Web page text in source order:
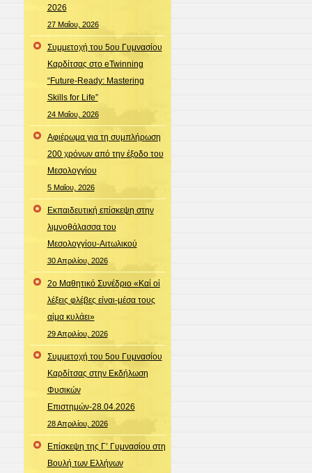
2026
27 Μαΐου, 2026
Συμμετοχή του 5ου Γυμνασίου
Καρδίτσας στο eTwinning
“Future-Ready: Mastering
Skills for Life”
24 Μαΐου, 2026
Αφιέρωμα για τη συμπλήρωση
200 χρόνων από την έξοδο του
Μεσολογγίου
5 Μαΐου, 2026
Εκπαιδευτική επίσκεψη στην
λιμνοθάλασσα του
Μεσολογγίου-Αιτωλικού
30 Απριλίου, 2026
2ο Μαθητικό Συνέδριο «Καί οἱ
λέξεις φλέβες είναι-μέσα τους
αίμα κυλάει»
29 Απριλίου, 2026
Συμμετοχή του 5ου Γυμνασίου
Καρδίτσας στην Εκδήλωση
Φυσικών
Επιστημών-28.04.2026
28 Απριλίου, 2026
Επίσκεψη της Γ’ Γυμνασίου στη
Βουλή των Ελλήνων